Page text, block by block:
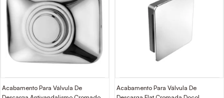
Acabamento Para Válvula De
Acabamento Para Válvula De